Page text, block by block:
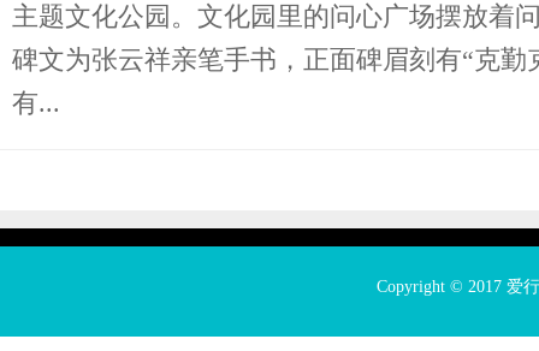
主题文化公园。文化园里的问心广场摆放着
碑文为张云祥亲笔手书，正面碑眉刻有“克勤
有...
Copyright © 2017 爱